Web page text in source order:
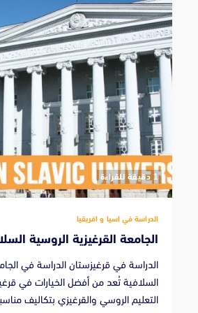
‫1 دقيقة للقراءة
الدراسة في اسيا و افريقيا
الجامعة القرغيزية الروسية
الدراسة في قرغيزستان الدراسة في
السلافية تُعد من أفضل الخيارات في
التعليم الروسي والقرغيزي بتكاليف